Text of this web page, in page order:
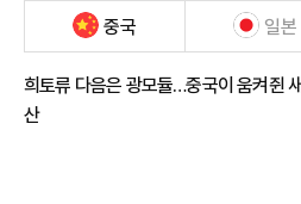
중국 일본
희토류 다음은 광모듈…중국이 움켜쥔
산